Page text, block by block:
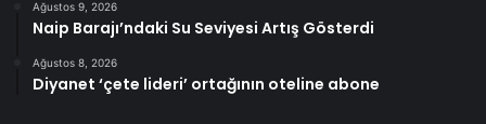
Ağustos 9, 2026
Naip Barajı’ndaki Su Seviyesi Artış Gösterdi
Ağustos 8, 2026
Diyanet ‘çete lideri’ ortağının oteline abone